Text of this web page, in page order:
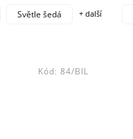
Světle šedá + další
Kód: 84/BIL